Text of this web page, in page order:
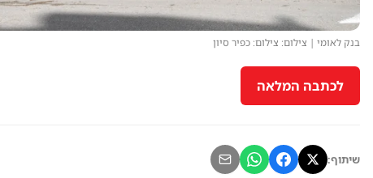
בנק לאומי | צילום: צילום: כפיר סיון
לכתבה המלאה
שיתוף: